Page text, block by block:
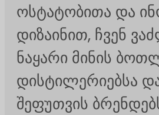
ოსტატობითა და
დიზაინით, ჩვენ
ნაყარი მინის
დისტილერიებსა
შეფუთვის